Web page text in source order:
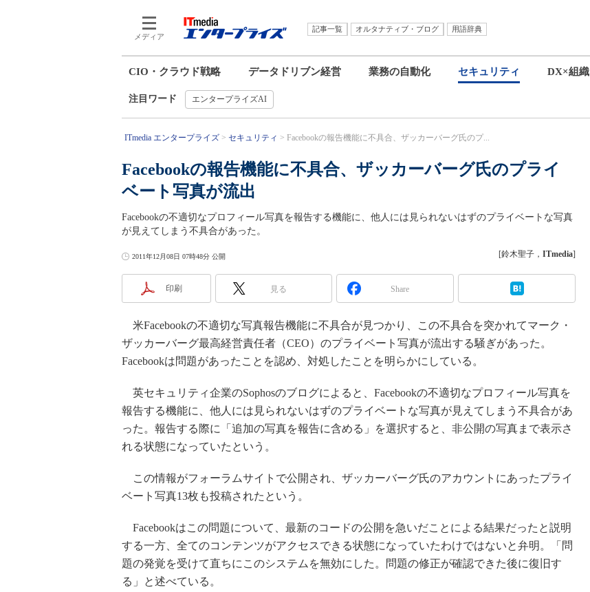
メディア
記事一覧 オルタナティブ・ブログ
用語辞典
CIO・クラウド戦略 データドリブン経営 業務の自動化 セキュリティ DX×組織
注目ワード エンタープライズAI
ITmedia エンタープライズ セキュリティ Facebookの報告機能に不具合、ザッカーバーグ氏のプ...
Facebookの報告機能に不具合、ザッカーバーグ氏のプライ
ベート写真が流出
Facebookの不適切なプロフィール写真を報告する機能に、他人には見られないはずのプライベートな写真
が見えてしまう不具合があった。
2011年12月08日 07時48分 公開 [鈴木聖子， ITmedia]
印刷 見る Share
米Facebookの不適切な写真報告機能に不具合が見つかり、この不具合を突かれてマーク・
ザッカーバーグ最高経営責任者（CEO）のプライベート写真が流出する騒ぎがあった。
Facebookは問題があったことを認め、対処したことを明らかにしている。
英セキュリティ企業のSophosのブログによると、Facebookの不適切なプロフィール写真を
報告する機能に、他人には見られないはずのプライベートな写真が見えてしまう不具合があ
った。報告する際に「追加の写真を報告に含める」を選択すると、非公開の写真まで表示さ
れる状態になっていたという。
この情報がフォーラムサイトで公開され、ザッカーバーグ氏のアカウントにあったプライ
ベート写真13枚も投稿されたという。
Facebookはこの問題について、最新のコードの公開を急いだことによる結果だったと説明
する一方、全てのコンテンツがアクセスできる状態になっていたわけではないと弁明。「問
題の発覚を受けて直ちにこのシステムを無効にした。問題の修正が確認できた後に復旧す
る」と述べている。